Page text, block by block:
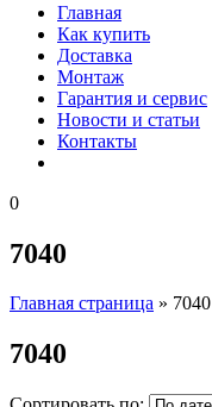
Главная
Как купить
Доставка
Монтаж
Гарантия и сервис
Новости и статьи
Контакты
0
7040
Главная страница » 7040
7040